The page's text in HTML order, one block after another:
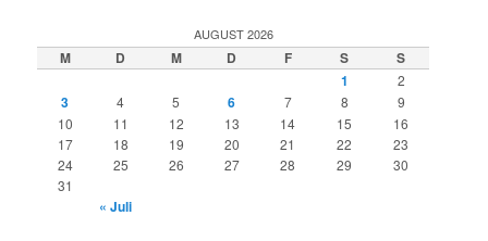
AUGUST 2026
M D M D F S
S
1
2
3 4 5 6 7 8
9
10
11 12 13 14 15
16
17
18 19 20 21 22
23
24
25 26 27 28 29
30
31
« Juli